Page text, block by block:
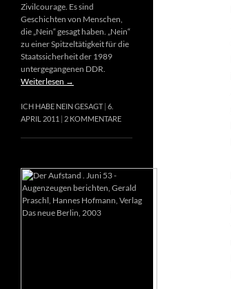
Zivilcourage. Es sind
Geschichten von Menschen,
die „Nein“ gesagt haben. „Nein“
zu einer Spitzeltätigkeit für die
Staatssicherheit der 1989
untergegangenen DDR.
Weiterlesen →
ICH HABE NEIN GESAGT 6.
APRIL 2011
2 KOMMENTARE